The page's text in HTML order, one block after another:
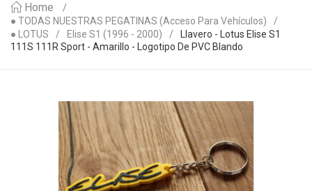
Home
● TODAS NUESTRAS PEGATINAS (acceso Para Vehículos)
● LOTUS
Elise S1 (1996 - 2000)
Llavero - Lotus Elise S1
111S 111R Sport - Amarillo - Logotipo De PVC Blando